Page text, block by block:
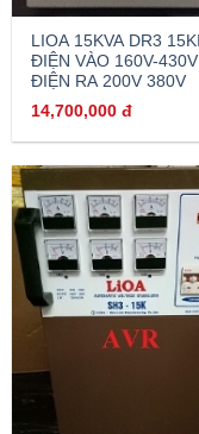
LIOA 15KVA DR3 15KII
ĐIỆN VÀO 160V-430V
ĐIỆN RA 200V 380V
14,700,000đ